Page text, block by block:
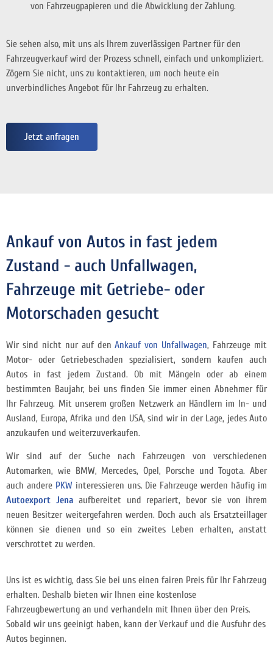
von Fahrzeugpapieren und die Abwicklung der Zahlung.
Sie sehen also, mit uns als Ihrem zuverlässigen Partner für den
Fahrzeugverkauf wird der Prozess schnell, einfach und unkompliziert.
Zögern Sie nicht, uns zu kontaktieren, um noch heute ein
unverbindliches Angebot für Ihr Fahrzeug zu erhalten.
Jetzt anfragen
Ankauf von Autos in fast jedem
Zustand - auch Unfallwagen,
Fahrzeuge mit Getriebe- oder
Motorschaden gesucht
Wir sind nicht nur auf denAnkauf von Unfallwagen, Fahrzeuge mit
Motor- oder Getriebeschaden spezialisiert, sondern kaufen auch
Autos in fast jedem Zustand. Ob mit Mängeln oder ab einem
bestimmten Baujahr, bei uns finden Sie immer einen Abnehmer für
Ihr Fahrzeug. Mit unserem großen Netzwerk an Händlern im In- und
Ausland, Europa, Afrika und den USA, sind wir in der Lage, jedes Auto
anzukaufen und weiterzuverkaufen.
Wir sind auf der Suche nach Fahrzeugen von verschiedenen
Automarken, wie BMW, Mercedes, Opel, Porsche und Toyota. Aber
auch andere PKW interessieren uns. Die Fahrzeuge werden häufig im
Autoexport Jena aufbereitet und repariert, bevor sie von ihrem
neuen Besitzer weitergefahren werden. Doch auch als Ersatzteillager
können sie dienen und so ein zweites Leben erhalten, anstatt
verschrottet zu werden.
Uns ist es wichtig, dass Sie bei uns einen fairen Preis für Ihr Fahrzeug
erhalten. Deshalb bieten wir Ihnen eine kostenlose
Fahrzeugbewertung an und verhandeln mit Ihnen über den Preis.
Sobald wir uns geeinigt haben, kann der Verkauf und die Ausfuhr des
Autos beginnen.